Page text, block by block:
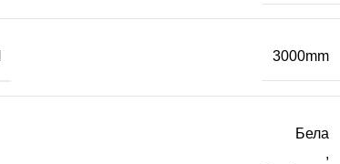
3000mm
Бела
,